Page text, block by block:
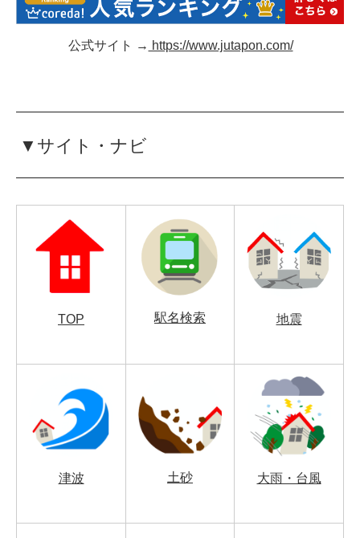
公式サイト → https://www.jutapon.com/
▼サイト・ナビ
TOP 駅名検索 地震
津波 土砂 大雨・台風